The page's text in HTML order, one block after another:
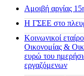
Αμοιβή αργίας
H ΓΣΕΕ στο
Κοινωνικοί
Οικονομίας &
ευρώ του
εργαζόμενων